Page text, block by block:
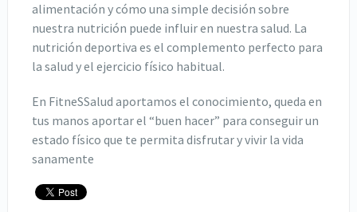
alimentación y cómo una simple decisión sobre
nuestra nutrición puede influir en nuestra salud. La
nutrición deportiva es el complemento perfecto para
la salud y el ejercicio físico habitual.
En FitneSSalud aportamos el conocimiento, queda en
tus manos aportar el “buen hacer” para conseguir un
estado físico que te permita disfrutar y vivir la vida
sanamente